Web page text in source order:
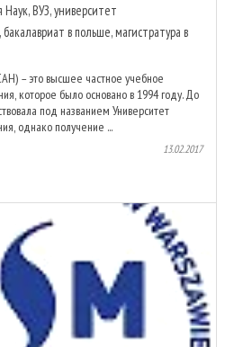
ВУЗ, университет
в польше, магистратура в
– это высшее частное учебное
которое было основано в 1994 году. До
под названием Университет
однако получение ...
13.02.2017